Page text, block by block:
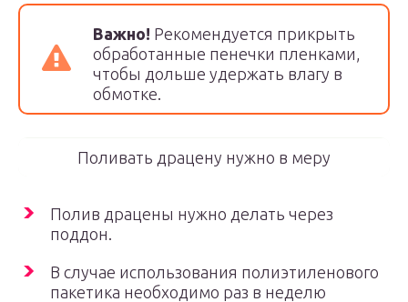
Важно! Рекомендуется прикрыть
обработанные пенечки пленками,
чтобы дольше удержать влагу в
обмотке.
Поливать драцену нужно в меру
Полив драцены нужно делать через
поддон.
В случае использования полиэтиленового
пакетика необходимо раз в неделю